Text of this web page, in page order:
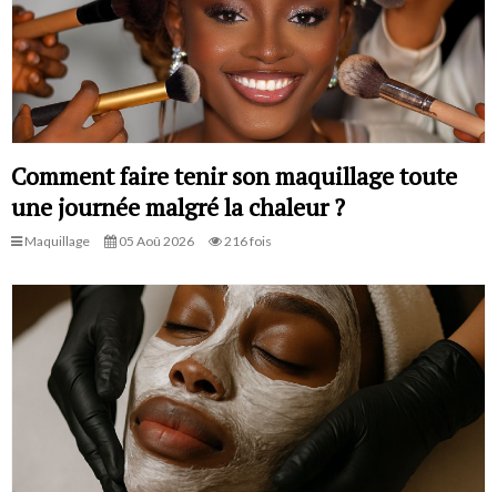
Comment faire tenir son maquillage toute
une journée malgré la chaleur ?
Maquillage 05 Aoû 2026 216 fois